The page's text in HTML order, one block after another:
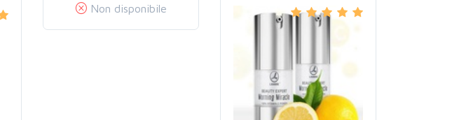
Non disponibile